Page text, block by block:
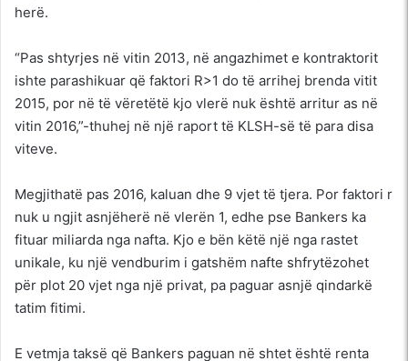
herë.
“Pas shtyrjes në vitin 2013, në angazhimet e kontraktorit
ishte parashikuar që faktori R>1 do të arrihej brenda vitit
2015, por në të vëretëtë kjo vlerë nuk është arritur as në
vitin 2016,”-thuhej në një raport të KLSH-së të para disa
viteve.
Megjithatë pas 2016, kaluan dhe 9 vjet të tjera. Por faktori r
nuk u ngjit asnjëherë në vlerën 1, edhe pse Bankers ka
fituar miliarda nga nafta. Kjo e bën këtë një nga rastet
unikale, ku një vendburim i gatshëm nafte shfrytëzohet
për plot 20 vjet nga një privat, pa paguar asnjë qindarkë
tatim fitimi.
E vetmja taksë që Bankers paguan në shtet është renta